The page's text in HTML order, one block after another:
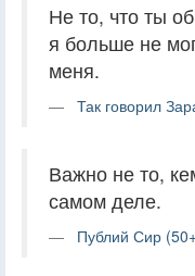
Не то, что ты
я больше не
меня.
Так говорил
Важно не то,
самом деле.
Публий Сир